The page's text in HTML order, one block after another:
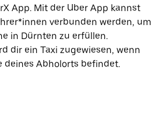
App. Mit der Uber App kannst
verbunden werden, um
in Dürnten zu erfüllen.
dir ein Taxi zugewiesen, wenn
deines Abholorts befindet.